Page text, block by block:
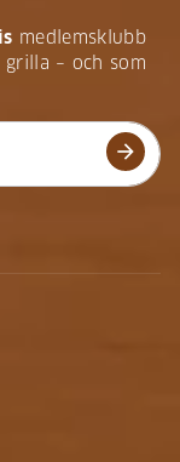
medlemsklubb
– och som
arrow_forward